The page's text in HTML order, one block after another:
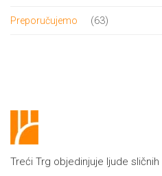
Preporučujemo 6363
Treći Trg objedinjuje ljude